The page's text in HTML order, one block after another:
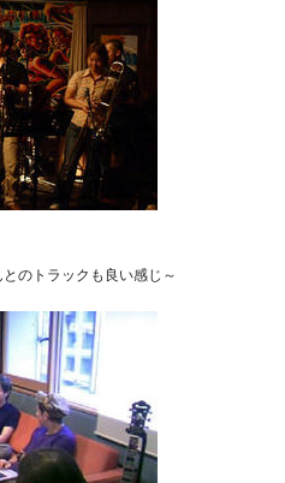
のトラックも良い感じ～